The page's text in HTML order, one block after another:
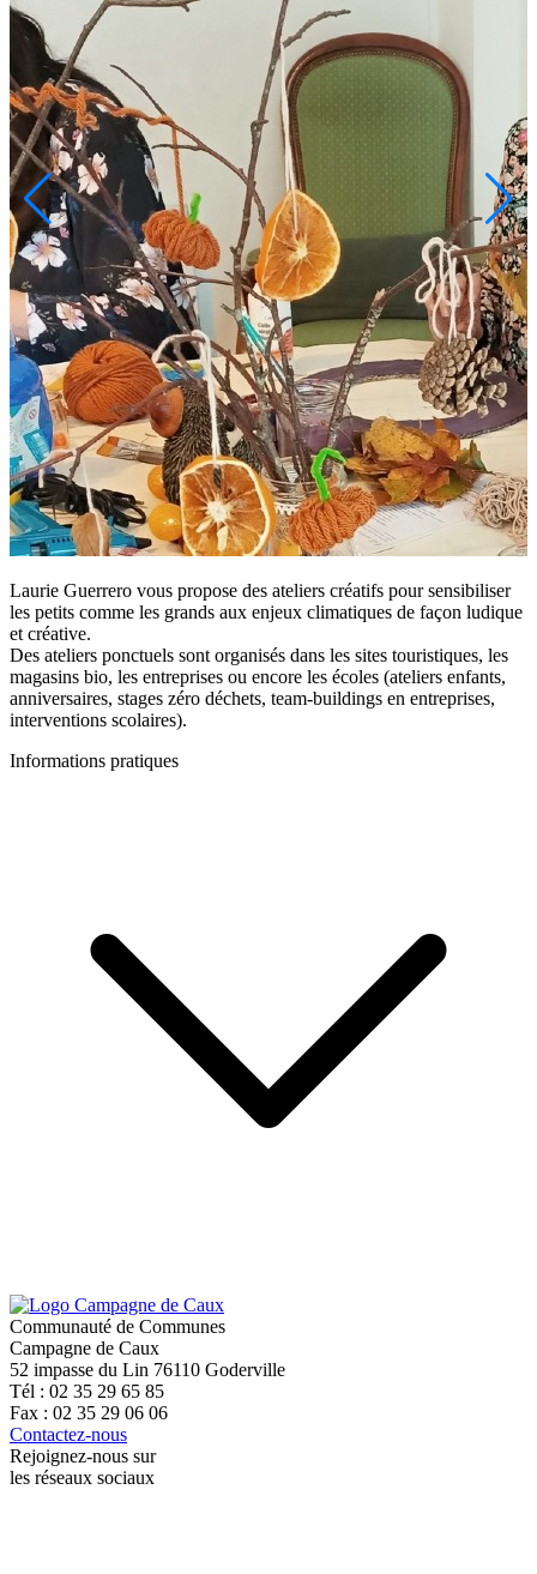
Laurie Guerrero vous propose des ateliers créatifs pour sensibiliser
les petits comme les grands aux enjeux climatiques de façon ludique
et créative.
Des ateliers ponctuels sont organisés dans les sites touristiques, les
magasins bio, les entreprises ou encore les écoles (ateliers enfants,
anniversaires, stages zéro déchets, team-buildings en entreprises,
interventions scolaires).
Informations pratiques
Communauté de Communes
Campagne de Caux
52 impasse du Lin 76110 Goderville
Tél : 02 35 29 65 85
Fax : 02 35 29 06 06
Contactez-nous
Rejoignez-nous sur
les réseaux sociaux